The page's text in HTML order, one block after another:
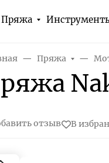
Пряжа
Пряжа
отзыв В